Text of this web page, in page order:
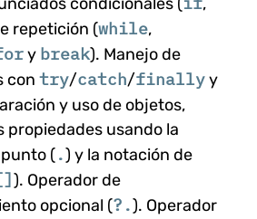
repetición (while,
y break). Manejo de
con try/catch/finallyy
y uso de objetos,
propiedades usando la
(.) y la notación de
). Operador de
opcional (?.). Operador